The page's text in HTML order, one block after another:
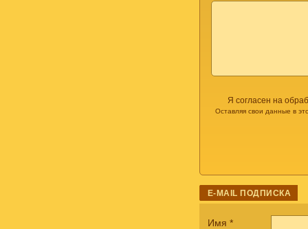
Я согласен на
Оставляя свои данные в
E-MAIL ПОДПИСКА
Имя *